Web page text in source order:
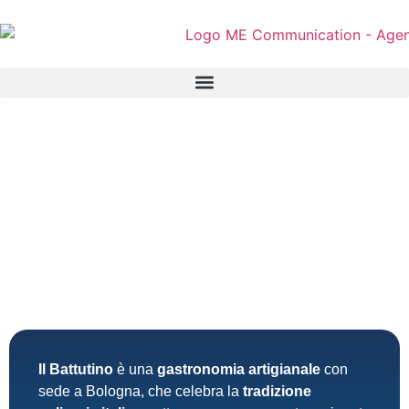
Il Battutino è una gastronomia artigianale con
sede a Bologna, che celebra la tradizione